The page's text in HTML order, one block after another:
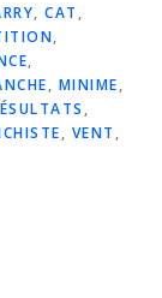
, CAT ,
,
,
, MINIME,
,
, VENT ,